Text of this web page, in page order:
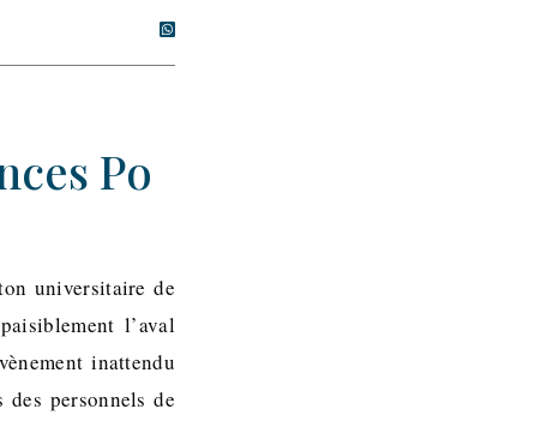
Po
universitaire de
l’aval
inattendu
personnels de